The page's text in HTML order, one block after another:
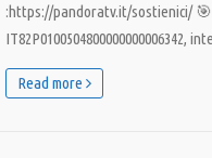
:https://pandoratv.it/sostienici/
IT82P0100504800000000006342,
Read more